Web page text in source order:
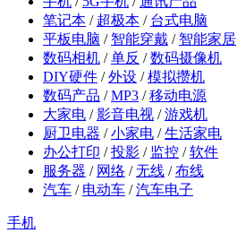
笔记本 / 超极本 / 台式电脑
平板电脑 / 智能穿戴 / 智能家居
数码相机 /单反 /数码摄像机
DIY硬件 /外设 /模拟攒机
数码产品 /MP3 /移动电源
大家电 /影音电视 /游戏机
厨卫电器 /小家电 /生活家电
办公打印 /投影 / 监控 /软件
服务器 / 网络 /无线 /布线
汽车 / 电动车 /汽车电子
手机